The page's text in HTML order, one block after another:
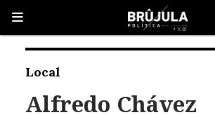
Alfredo Chávez
Local